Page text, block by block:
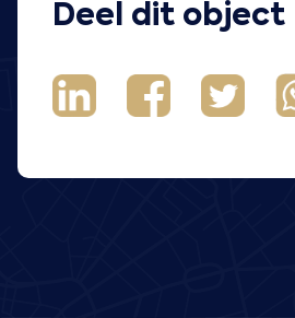
Deel dit object